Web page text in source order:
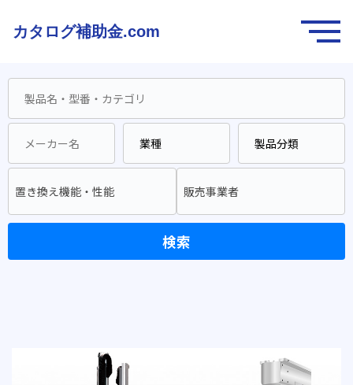
カタログ補助金.com
置き換え機能・性能 販売事業者
検索